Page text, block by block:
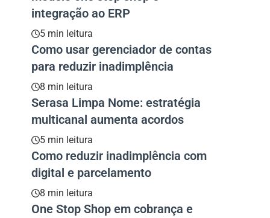
integração ao ERP
5 min leitura
Como usar gerenciador de contas
para reduzir inadimplência
8 min leitura
Serasa Limpa Nome: estratégia
multicanal aumenta acordos
5 min leitura
Como reduzir inadimplência com
digital e parcelamento
8 min leitura
One Stop Shop em cobrança e